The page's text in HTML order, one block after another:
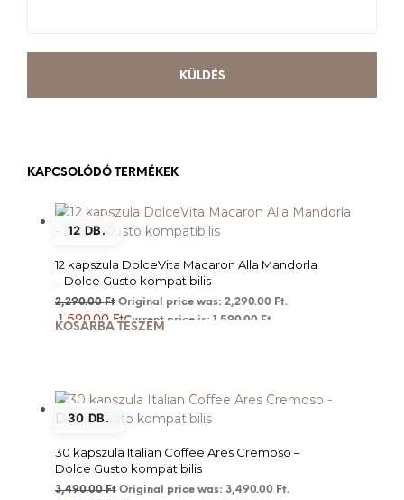
KAPCSOLÓDÓ TERMÉKEK
12 DB.
12 kapszula DolceVita Macaron Alla Mandorla
– Dolce Gusto kompatibilis
2,290.00Ft Original price was: 2,290.00 Ft.
1,590.00FtCurrent price is: 1,590.00 Ft.
KOSÁRBA TESZEM
30 DB.
30 kapszula Italian Coffee Ares Cremoso –
Dolce Gusto kompatibilis
3,490.00Ft Original price was: 3,490.00 Ft.